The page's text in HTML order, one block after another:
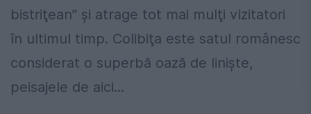
bistriţean” şi atrage tot mai mulţi vizitatori
în ultimul timp. Colibiţa este satul românesc
considerat o superbă oază de linişte,
peisajele de aici...